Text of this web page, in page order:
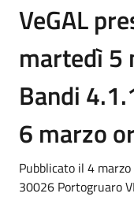
VeGAL
martedì 5
Bandi
6 marzo
Pubblicato il 4
30026 Portogruaro